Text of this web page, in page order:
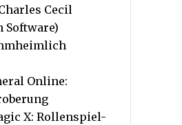
Cecil
Software)
Online:
X: Rollenspiel-